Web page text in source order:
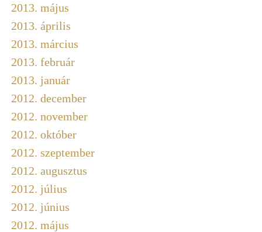
2013. május
2013. április
2013. március
2013. február
2013. január
2012. december
2012. november
2012. október
2012. szeptember
2012. augusztus
2012. július
2012. június
2012. május